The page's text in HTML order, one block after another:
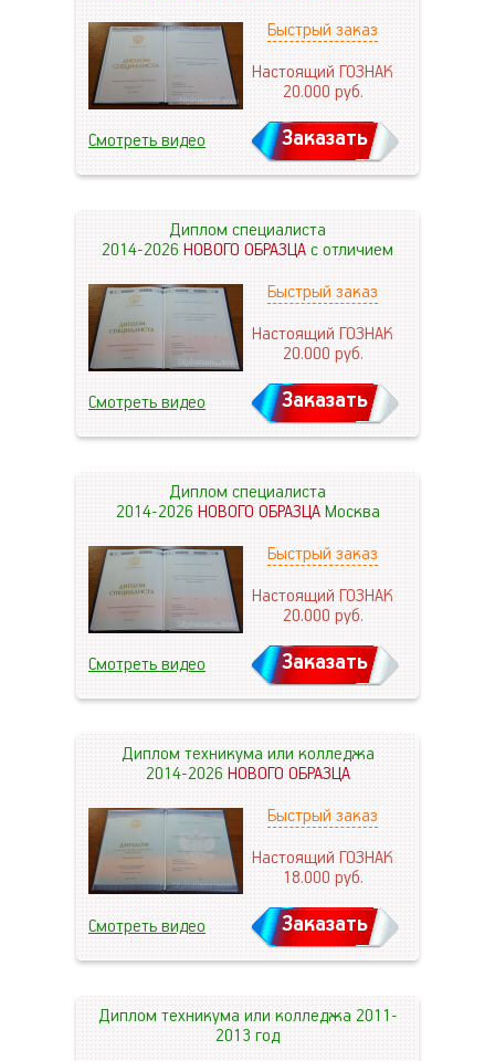
Быстрый заказ
Настоящий ГОЗНАК
20.000руб.
Смотреть видео Заказать
Диплом специалиста
2014-2026НОВОГО ОБРАЗЦАс отличием
Быстрый заказ
Настоящий ГОЗНАК
20.000руб.
Смотреть видео Заказать
Диплом специалиста
2014-2026НОВОГО ОБРАЗЦАМосква
Быстрый заказ
Настоящий ГОЗНАК
20.000руб.
Смотреть видео Заказать
Диплом техникума или колледжа
2014-2026НОВОГО ОБРАЗЦА
Быстрый заказ
Настоящий ГОЗНАК
18.000руб.
Смотреть видео Заказать
Диплом техникума или колледжа 2011-
2013 год